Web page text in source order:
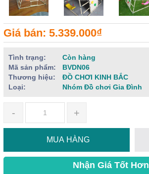
Giá bán: 5.339.000₫
Tình trạng:
Còn hàng
Mã sản phẩm:
BVDN06
Thương hiệu:
ĐỒ CHƠI KINH BẮC
Loại:
Nhóm Đồ chơi Gia Đình
- +
MUA HÀNG
Nhận Giá Tốt Hơn